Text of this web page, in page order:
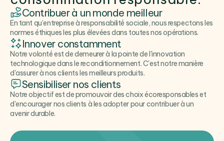
Contribuer à un monde meilleur
En tant qu’entreprise à responsabilité sociale, nous respectons les
normes éthiques les plus élevées dans toutes nos opérations.
Innover constamment
Notre volonté est de demeurer à la pointe de l'innovation
technologique dans le reconditionnement. C'est notre manière
d'assurer à nos clients les meilleurs produits.
Sensibiliser nos clients
Notre objectif est de promouvoir des choix écoresponsables et
d'encourager nos clients à les adopter pour contribuer à un
avenir durable.